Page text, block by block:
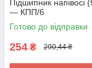
Підшипник напівосі
— КПП/6
Готово до відправки
254 ₴ 290,44 ₴